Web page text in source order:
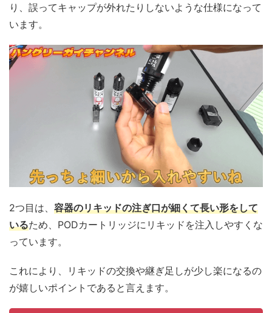
り、誤ってキャップが外れたりしないような仕様になって
います。
2つ目は、 容器のリキッドの注ぎ口が細くて長い形をして
いるため、PODカートリッジにリキッドを注入しやすくな
っています。
これにより、リキッドの交換や継ぎ足しが少し楽になるの
が嬉しいポイントであると言えます。